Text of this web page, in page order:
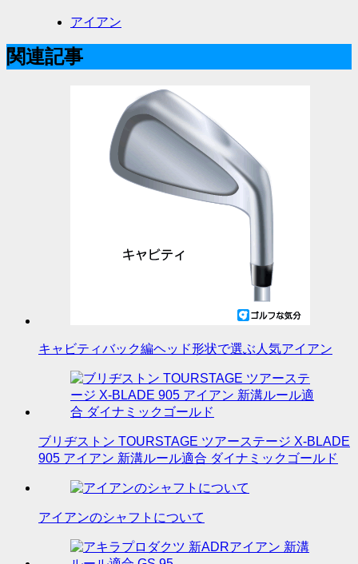
アイアン
関連記事
キャビティバック編ヘッド形状で選ぶ人気アイアン
ブリヂストン TOURSTAGE ツアーステージ X-BLADE
905 アイアン 新溝ルール適合 ダイナミックゴールド
アイアンのシャフトについて